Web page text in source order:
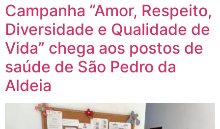
Campanha “Amor, Respeito,
Diversidade e Qualidade de
Vida” chega aos postos de
saúde de São Pedro da
Aldeia